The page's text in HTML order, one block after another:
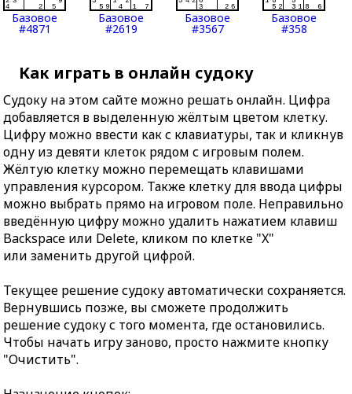
Базовое
#4871
Базовое
#2619
Базовое
#3567
Базовое
#358
Как играть в онлайн судоку
Судоку на этом сайте можно решать онлайн. Цифра
добавляется в выделенную жёлтым цветом клетку.
Цифру можно ввести как с клавиатуры, так и кликнув
одну из девяти клеток рядом с игровым полем.
Жёлтую клетку можно перемещать клавишами
управления курсором. Также клетку для ввода цифры
можно выбрать прямо на игровом поле. Неправильно
введённую цифру можно удалить нажатием клавиш
Backspace или Delete, кликом по клетке "X"
или заменить другой цифрой.
Текущее решение судоку автоматически сохраняется.
Вернувшись позже, вы сможете продолжить
решение судоку с того момента, где остановились.
Чтобы начать игру заново, просто нажмите кнопку
"Очистить".